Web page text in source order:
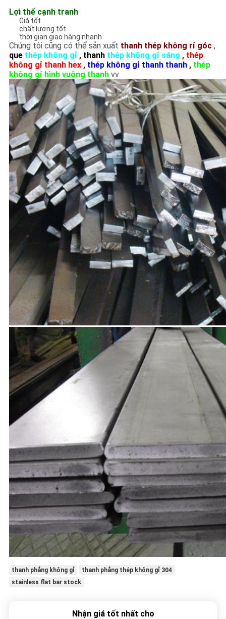
Lợi thế cạnh tranh
Giá tốt
chất lượng tốt
thời gian giao hàng nhanh
Chúng tôi cũng có thể sản xuất thanh thép không rỉ góc,
que thép không gỉ , thanh thép không gỉ sáng , thép
không gỉ thanh hex , thép không gỉ thanh thanh , thép
không gỉ hình vuông thanhvv
thanh phẳng không gỉ
thanh phẳng thép không gỉ 304
stainless flat bar stock
Nhận giá tốt nhất cho